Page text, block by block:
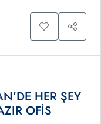
HER ŞEY
OFİS